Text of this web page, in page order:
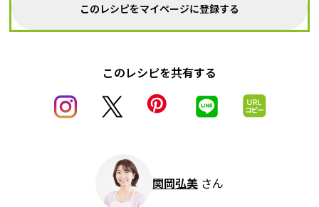
このレシピをマイページに登録する
このレシピを共有する
関岡弘美 さん